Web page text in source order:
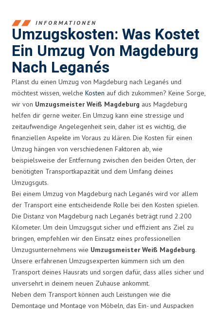
INFORMATIONEN
Umzugskosten: Was Kostet
Ein Umzug Von Magdeburg
Nach Leganés
Planst du einen Umzug von Magdeburg nach Leganés und
möchtest wissen, welche Kosten auf dich zukommen? Keine Sorge,
wir von Umzugsmeister Weiß Magdeburg aus Magdeburg
helfen dir gerne weiter. Ein Umzug kann eine stressige und
zeitaufwendige Angelegenheit sein, daher ist es wichtig, die
finanziellen Aspekte im Voraus zu klären. Die Kosten für einen
Umzug hängen von verschiedenen Faktoren ab, wie
beispielsweise der Entfernung zwischen den beiden Orten, der
benötigten Transportkapazität und dem Umfang deines
Umzugsguts.
Bei einem Umzug von Magdeburg nach Leganés wird vor allem
der Transport eine entscheidende Rolle bei den Kosten spielen.
Die Distanz von Magdeburg nach Leganés beträgt rund 2.200
Kilometer. Um dein Umzugsgut sicher und effizient ans Ziel zu
bringen, empfehlen wir den Einsatz eines professionellen
Umzugsunternehmens wie Umzugsmeister Weiß Magdeburg.
Unsere erfahrenen Umzugsexperten kümmern sich um den
Transport deines Hausrats und sorgen dafür, dass alles sicher und
unversehrt in deinem neuen Zuhause ankommt.
Neben dem Transport können auch Leistungen wie die
Demontage und Montage von Möbeln, das Ein- und Auspacken